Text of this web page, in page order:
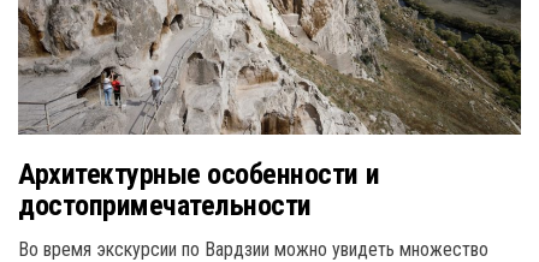
Архитектурные особенности и
достопримечательности
Во время экскурсии по Вардзии можно увидеть множество